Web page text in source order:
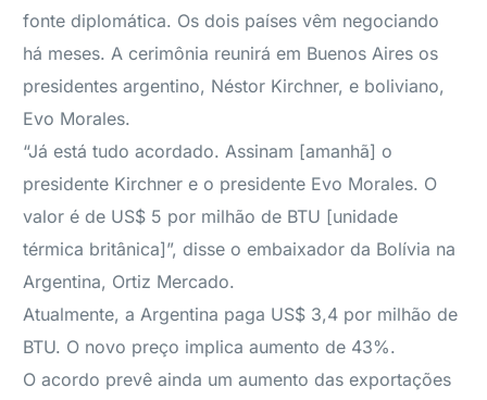
fonte diplomática. Os dois países vêm negociando
há meses. A cerimônia reunirá em Buenos Aires os
presidentes argentino, Néstor Kirchner, e boliviano,
Evo Morales.
“Já está tudo acordado. Assinam [amanhã] o
presidente Kirchner e o presidente Evo Morales. O
valor é de US$ 5 por milhão de BTU [unidade
térmica britânica]”, disse o embaixador da Bolívia na
Argentina, Ortiz Mercado.
Atualmente, a Argentina paga US$ 3,4 por milhão de
BTU. O novo preço implica aumento de 43%.
O acordo prevê ainda um aumento das exportações